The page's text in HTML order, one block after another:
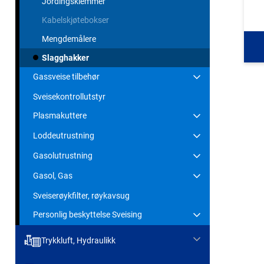
Kabelskjøtebokser
Mengdemålere
Slagghakker
Gassveise tilbehør
Sveisekontrollutstyr
Plasmakuttere
Loddeutrustning
Gasolutrustning
Gasol, Gas
Sveiserøykfilter, røykavsug
Personlig beskyttelse Sveising
Trykkluft, Hydraulikk